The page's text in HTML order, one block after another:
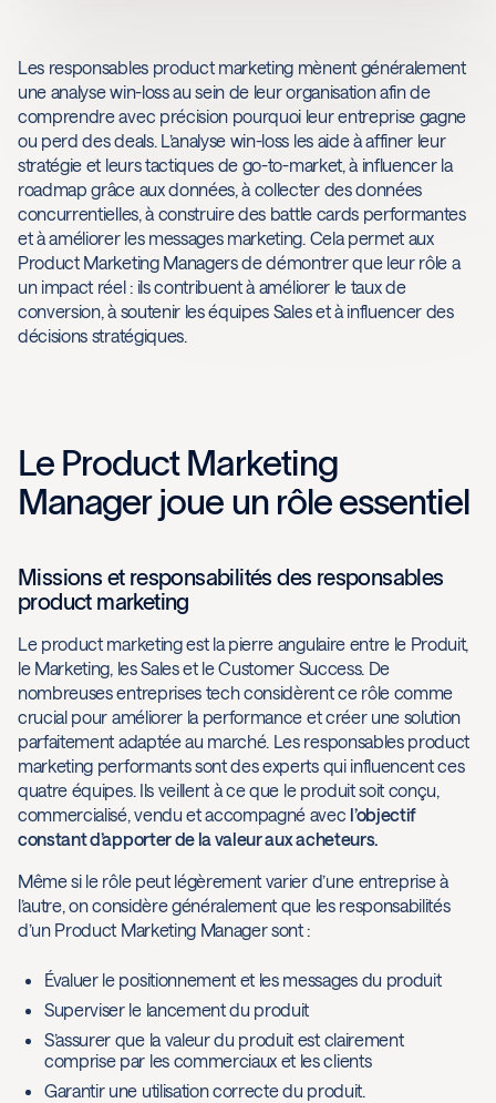
Les responsables product marketing mènent généralement
une analyse win-loss au sein de leur organisation afin de
comprendre avec précision pourquoi leur entreprise gagne
ou perd des deals. L’analyse win-loss les aide à affiner leur
stratégie et leurs tactiques de go-to-market, à influencer la
roadmap grâce aux données, à collecter des données
concurrentielles, à construire des battle cards performantes
et à améliorer les messages marketing. Cela permet aux
Product Marketing Managers de démontrer que leur rôle a
un impact réel : ils contribuent à améliorer le taux de
conversion, à soutenir les équipes Sales et à influencer des
décisions stratégiques.
Le Product Marketing
Manager joue un rôle essentiel
Missions et responsabilités des responsables
product marketing
Le product marketing est la pierre angulaire entre le Produit,
le Marketing, les Sales et le Customer Success. De
nombreuses entreprises tech considèrent ce rôle comme
crucial pour améliorer la performance et créer une solution
parfaitement adaptée au marché. Les responsables product
marketing performants sont des experts qui influencent ces
quatre équipes. Ils veillent à ce que le produit soit conçu,
commercialisé, vendu et accompagné avec l’objectif
constant d’apporter de la valeur aux acheteurs.
Même si le rôle peut légèrement varier d’une entreprise à
l’autre, on considère généralement que les responsabilités
d’un Product Marketing Manager sont :
Évaluer le positionnement et les messages du produit
Superviser le lancement du produit
S’assurer que la valeur du produit est clairement
comprise par les commerciaux et les clients
Garantir une utilisation correcte du produit.